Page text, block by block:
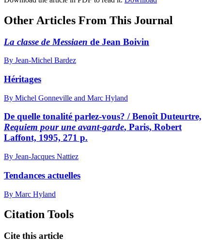
Other Articles From This Journal
La classe de Messiaen de Jean Boivin
By Jean-Michel Bardez
Héritages
By Michel Gonneville and Marc Hyland
De quelle tonalité parlez-vous? / Benoît Duteurtre,
Requiem pour une avant-garde, Paris, Robert
Laffont, 1995, 271 p.
By Jean-Jacques Nattiez
Tendances actuelles
By Marc Hyland
Citation Tools
Cite this article